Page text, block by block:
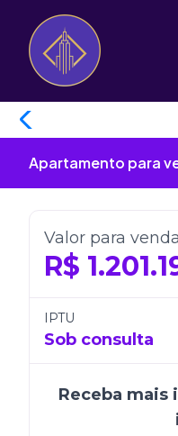
Apartamento para
Valor para venda
R$
IPTU
Sob consulta
Receba mais